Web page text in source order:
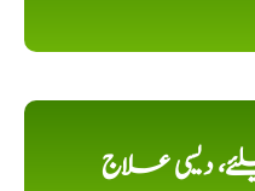
دیسی علاج